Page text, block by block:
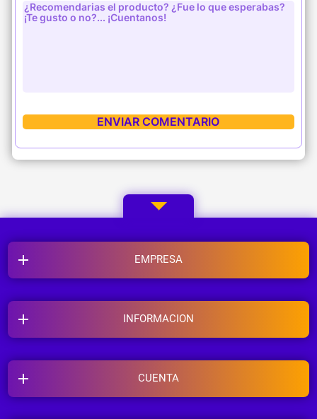
EMPRESA
INFORMACION
CUENTA